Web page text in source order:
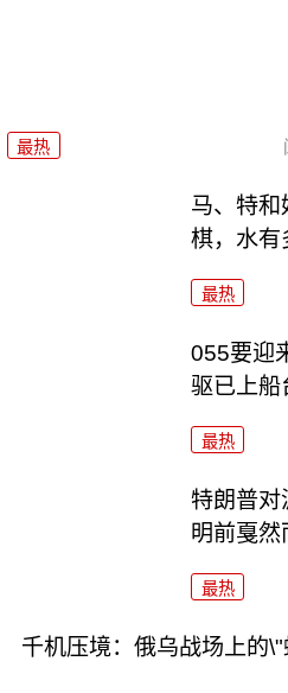
最热
马、特和
棋，水有
最热
055要迎
驱已上船
最热
特朗普对
明前戛然
最热
千机压境：俄乌战场上的